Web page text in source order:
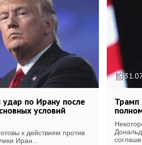
по Ирану после
условий
к действиям против
Иран...
Трамп